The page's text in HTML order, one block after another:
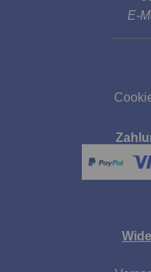
E-